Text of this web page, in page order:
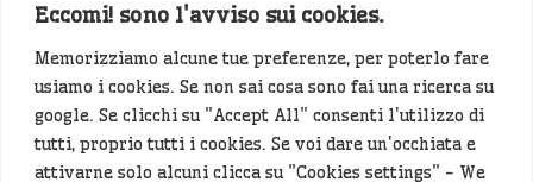
Eccomi! sono l'avviso sui cookies.
Memorizziamo alcune tue preferenze, per poterlo fare
usiamo i cookies. Se non sai cosa sono fai una ricerca su
google. Se clicchi su "Accept All" consenti l'utilizzo di
tutti, proprio tutti i cookies. Se voi dare un'occhiata e
attivarne solo alcuni clicca su "Cookies settings" - We
editoriale.
Siamo attenti a non violare copyright e diritti
d’immagine. Se un contenuto è di tua proprietà e vuoi
richiederne la rimozionediccelo(<- clicca per inviarci un
messaggio).